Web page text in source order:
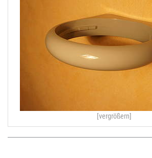
[vergrößern]